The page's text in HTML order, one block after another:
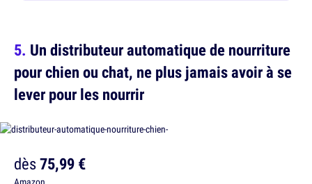
Un distributeur automatique de nourriture
pour chien ou chat, ne plus jamais avoir à se
lever pour les nourrir
dès75,99 €